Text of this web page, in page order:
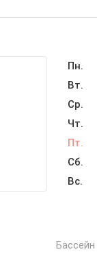
Пн.
Вт.
Ср.
Чт.
Пт.
Сб.
Вс.
Бассейн